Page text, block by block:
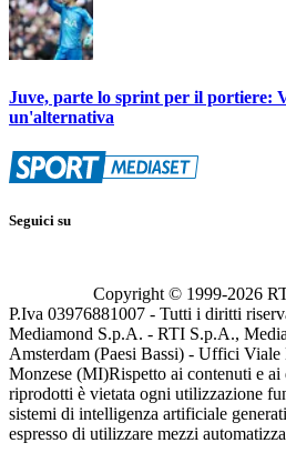
Juve, parte lo sprint per il portiere:
un'alternativa
Seguici su
Copyright © 1999-2026
P.Iva 03976881007 - Tutti i diritti
Mediamond S.p.A. - RTI S.p.A.,
Amsterdam (Paesi Bassi) - Uffici
Monzese (MI)Rispetto ai contenuti e ai
riprodotti è vietata ogni utilizzazione
sistemi di intelligenza artificiale
espresso di utilizzare mezzi